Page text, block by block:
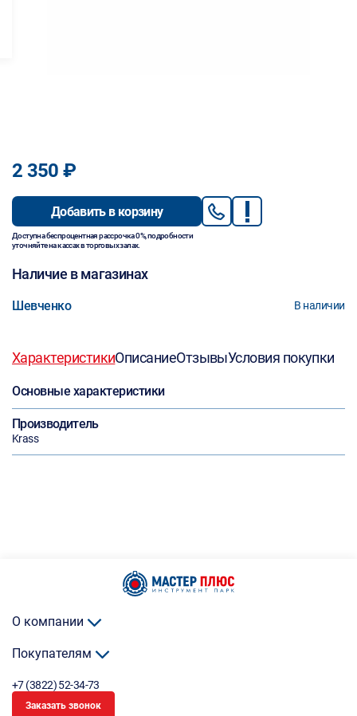
2 350 ₽
Добавить в корзину
Доступна беспроцентная рассрочка 0%, подробности
уточняйте на кассах в торговых залах.
Наличие в магазинах
Шевченко В наличии
ХарактеристикиОписаниеОтзывыУсловия покупки
Основные характеристики
Производитель
Krass
О компании
Покупателям
+7 (3822) 52-34-73
Заказать звонок